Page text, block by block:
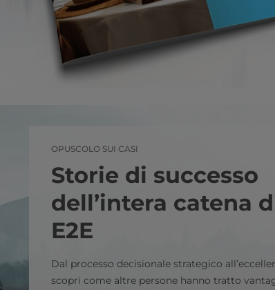
OPUSCOLO SUI CASI
Storie di successo
dell’intera catena
E2E
Dal processo decisionale strategico
scopri come altre persone hanno tratto